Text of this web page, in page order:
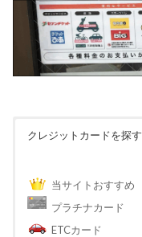
クレジットカードを探す
当サイトおすすめ
プラチナカード
ETCカード